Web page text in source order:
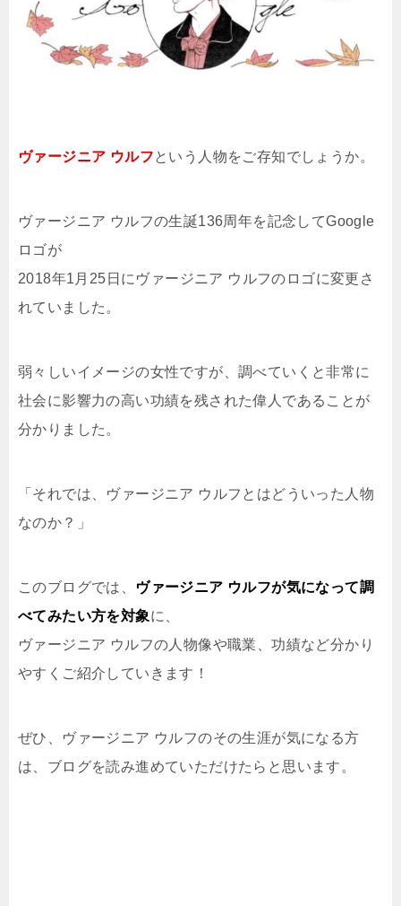
ヴァージニア ウルフという人物をご存知でしょうか。
ヴァージニア ウルフの生誕136周年を記念してGoogle
ロゴが
2018年1月25日にヴァージニア ウルフのロゴに変更さ
れていました。
弱々しいイメージの女性ですが、調べていくと非常に
社会に影響力の高い功績を残された偉人であることが
分かりました。
「それでは、ヴァージニア ウルフとはどういった人物
なのか？」
このブログでは、
ヴァージニア ウルフが気になって調
べてみたい方を対象に、
ヴァージニア ウルフの人物像や職業、功績など分かり
やすくご紹介していきます！
ぜひ、ヴァージニア ウルフのその生涯が気になる方
は、ブログを読み進めていただけたらと思います。